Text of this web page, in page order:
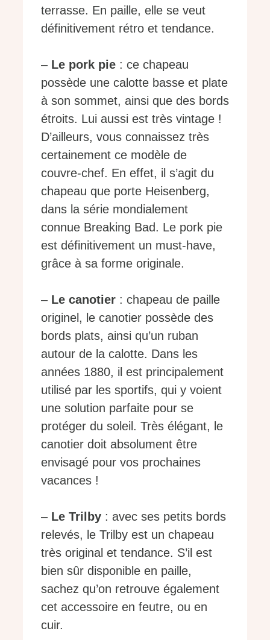
terrasse. En paille, elle se veut
définitivement rétro et tendance.
– Le pork pie : ce chapeau
possède une calotte basse et plate
à son sommet, ainsi que des bords
étroits. Lui aussi est très vintage !
D’ailleurs, vous connaissez très
certainement ce modèle de
couvre-chef. En effet, il s’agit du
chapeau que porte Heisenberg,
dans la série mondialement
connue Breaking Bad. Le pork pie
est définitivement un must-have,
grâce à sa forme originale.
– Le canotier : chapeau de paille
originel, le canotier possède des
bords plats, ainsi qu’un ruban
autour de la calotte. Dans les
années 1880, il est principalement
utilisé par les sportifs, qui y voient
une solution parfaite pour se
protéger du soleil. Très élégant, le
canotier doit absolument être
envisagé pour vos prochaines
vacances !
– Le Trilby : avec ses petits bords
relevés, le Trilby est un chapeau
très original et tendance. S’il est
bien sûr disponible en paille,
sachez qu’on retrouve également
cet accessoire en feutre, ou en
cuir.